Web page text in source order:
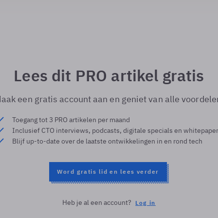
Lees dit PRO artikel gratis
een gratis account aan en geniet van alle
Toegang tot 3 PRO artikelen per maand
Inclusief CTO interviews, podcasts, digitale specials en
Blijf up-to-date over de laatste ontwikkelingen in en rond tech
Word gratis lid en lees verder
Heb je al een account? Log in